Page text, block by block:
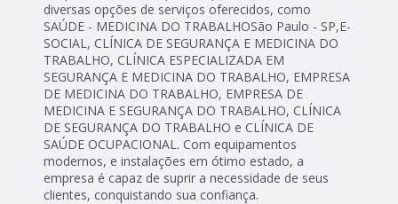
diversas opções de serviços oferecidos, como
SAÚDE - MEDICINA DO TRABALHOSão Paulo - SP,E-
SOCIAL, CLÍNICA DE SEGURANÇA E MEDICINA DO
TRABALHO, CLÍNICA ESPECIALIZADA EM
SEGURANÇA E MEDICINA DO TRABALHO, EMPRESA
DE MEDICINA DO TRABALHO, EMPRESA DE
MEDICINA E SEGURANÇA DO TRABALHO, CLÍNICA
DE SEGURANÇA DO TRABALHO e CLÍNICA DE
SAÚDE OCUPACIONAL. Com equipamentos
modernos, e instalações em ótimo estado, a
empresa é capaz de suprir a necessidade de seus
clientes, conquistando sua confiança.